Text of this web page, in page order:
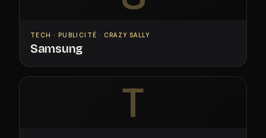
TECH · PUBLICITÉ · CRAZY SALLY
Samsung
T